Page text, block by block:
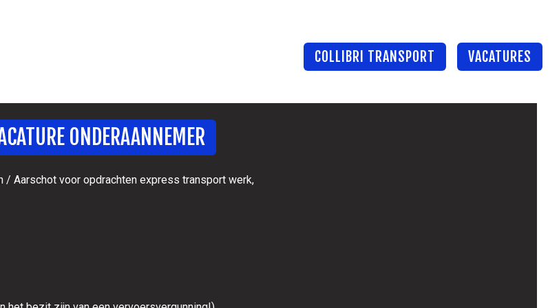
COLLIBRI TRANSPORT VACATURES
ONDERAANNEMER
/ Aarschot voor opdrachten express transport werk,